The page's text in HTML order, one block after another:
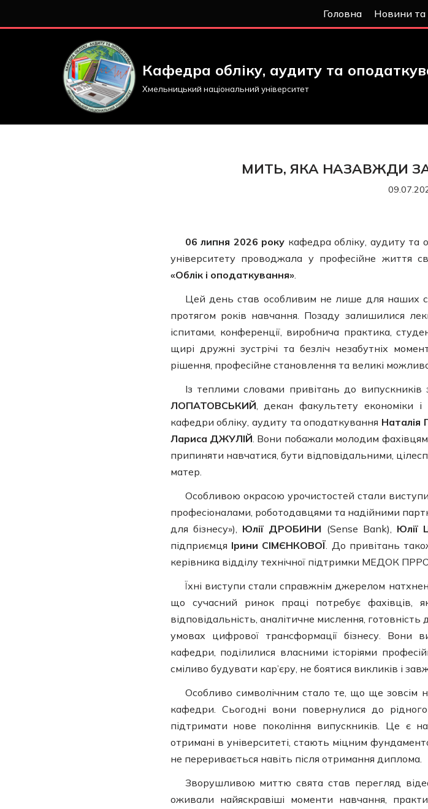
Головна Новини та
Кафедра обліку, аудиту та
Хмельницький національний університет
МИТЬ, ЯКА НАЗАВЖДИ
06 липня 2026 року кафедра обліку, аудиту та
університету проводжала у професійне життя
«Облік і оподаткування».
Цей день став особливим не лише для наших
протягом років навчання. Позаду залишилися
іспитами, конференції, виробнича практика,
щирі дружні зустрічі та безліч незабутніх
рішення, професійне становлення та великі
Із теплими словами привітань до випускників
ЛОПАТОВСЬКИЙ, декан факультету економіки і
кафедри обліку, аудиту та оподаткування
Лариса ДЖУЛІЙ. Вони побажали молодим
припиняти навчатися, бути відповідальними,
матер.
Особливою окрасою урочистостей стали
професіоналами, роботодавцями та надійними
для бізнесу»), Юлії ДРОБИНИ (Sense Bank), Юлії
підприємця Ірини СІМЄНКОВОЇ. До привітань
керівника відділу технічної підтримки МЕДОК
Їхні виступи стали справжнім джерелом
що сучасний ринок праці потребує фахівців,
відповідальність, аналітичне мислення,
умовах цифрової трансформації бізнесу. Вони
кафедри, поділилися власними історіями
сміливо будувати кар’єру, не боятися викликів і
Особливо символічним стало те, що ще зовсім
кафедри. Сьогодні вони повернулися до
підтримати нове покоління випускників. Це є
отримані в університеті, стають міцним
не переривається навіть після отримання диплома.
Зворушливою миттю свята став перегляд
оживали найяскравіші моменти навчання,